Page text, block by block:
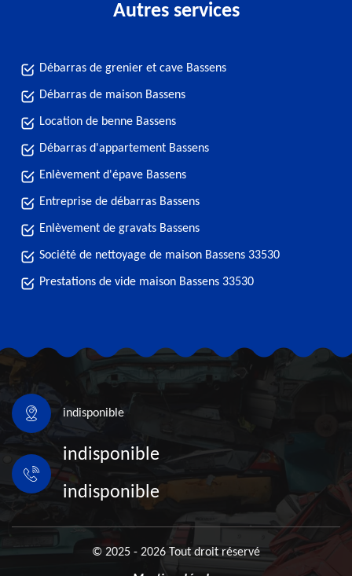
Autres services
Débarras de grenier et cave Bassens
Débarras de maison Bassens
Location de benne Bassens
Débarras d'appartement Bassens
Enlèvement d'épave Bassens
Entreprise de débarras Bassens
Enlèvement de gravats Bassens
Société de nettoyage de maison Bassens 33530
Prestations de vide maison Bassens 33530
indisponible
indisponible
indisponible
© 2025 - 2026 Tout droit réservé